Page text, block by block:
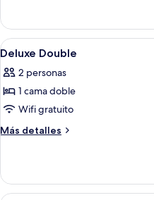
Villa
Abrir
todas
las
fotos
de
Deluxe
16
Deluxe Double
2 personas
1 cama doble
Wifi gratuito
Más detalles
Más
Double